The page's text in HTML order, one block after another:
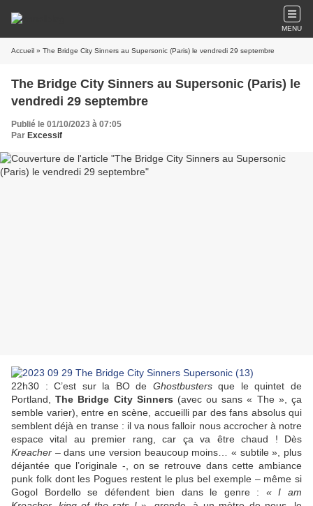
MENU
Accueil » The Bridge City Sinners au Supersonic (Paris) le vendredi 29 septembre
The Bridge City Sinners au Supersonic (Paris) le
vendredi 29 septembre
Publié le 01/10/2023 à 07:05
Par Excessif
22h30 : C’est sur la BO de Ghostbustersque le quintet de
Portland,The Bridge City Sinners (avec ou sans « The », ça
semble varier), entre en scène, accueilli par des fans absolus qui
semblent déjà en transe : il va nous falloir nous accrocher à notre
espace vital au premier rang, car ça va être chaud ! Dès
Kreacher – dans une version beaucoup moins… « subtile », plus
déjantée que l’originale -, on se retrouve dans cette ambiance
punk folk dont les Pogues restent le plus bel exemple – même si
Gogol Bordello se défendent bien dans le genre : « I am